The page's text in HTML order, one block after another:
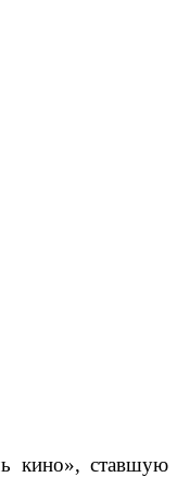
кино», ставшую